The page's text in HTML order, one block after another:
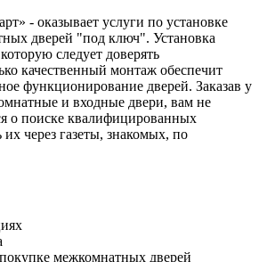
- оказывает услуги по установке
дверей "под ключ". Установка
следует доверять
качественный монтаж обеспечит
функционирование дверей. Заказав у
и входные двери, вам не
о поиске квалифицированных
через газеты, знакомых, по
межкомнатных дверей